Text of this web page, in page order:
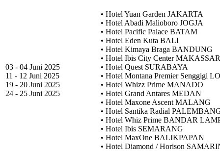
03 - 04 Juni 2025
11 - 12 Juni 2025
19 - 20 Juni 2025
24 - 25 Juni 2025
• Hotel Yuan Garden JAKARTA
• Hotel Abadi Malioboro JOGJA
• Hotel Pacific Palace BATAM
• Hotel Eden Kuta BALI
• Hotel Kimaya Braga BANDUNG
• Hotel Ibis City Center MAKASSAR
• Hotel Quest SURABAYA
• Hotel Montana Premier Senggigi
• Hotel Whizz Prime MANADO
• Hotel Grand Antares MEDAN
• Hotel Maxone Ascent MALANG
• Hotel Santika Radial
• Hotel Whiz Prime BANDAR
• Hotel Ibis SEMARANG
• Hotel MaxOne BALIKPAPAN
• Hotel Diamond / Horison